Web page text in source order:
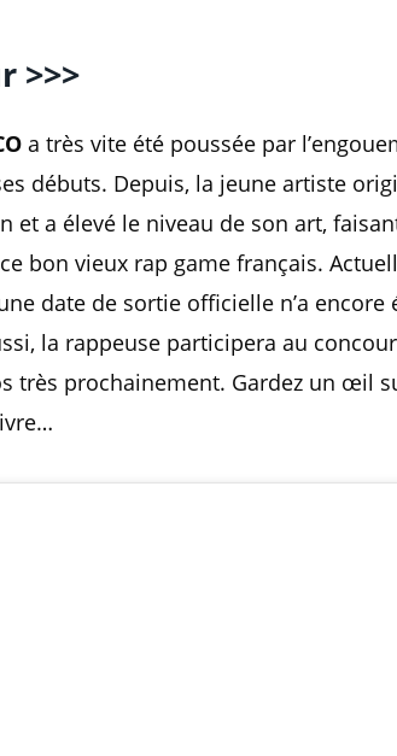
>>>
a très vite été poussée par
débuts. Depuis, la jeune artiste
et a élevé le niveau de son art,
bon vieux rap game français.
date de sortie officielle n’a encore
la rappeuse participera au
très prochainement. Gardez un œil